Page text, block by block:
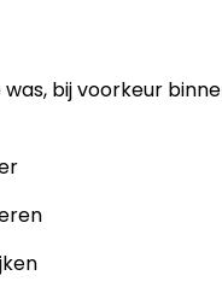
was, bij voorkeur